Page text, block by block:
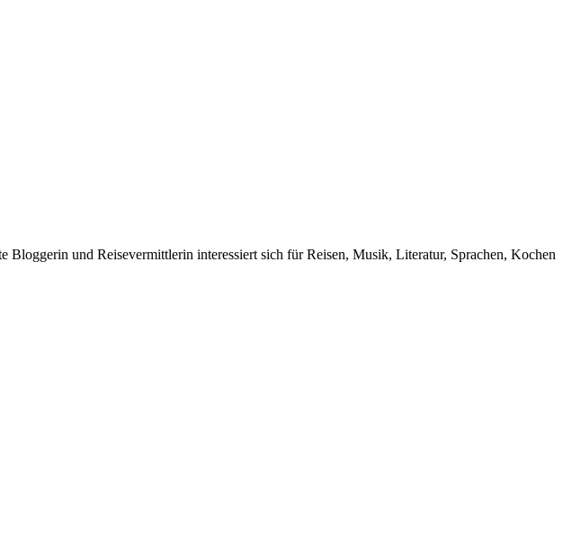
und Reisevermittlerin interessiert sich für Reisen, Musik, Literatur, Sprachen, Kochen